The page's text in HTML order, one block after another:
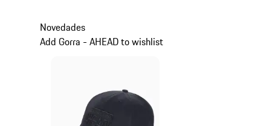
Novedades
Add Gorra - AHEAD to wishlist